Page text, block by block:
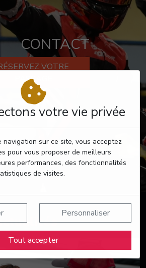
votre vie privée
navigation sur ce site, vous acceptez
pour vous proposer de meilleurs
performances, des fonctionnalités
de visites.
Personnaliser
Tout accepter
CONTACT
VOTRE
PASSAGE